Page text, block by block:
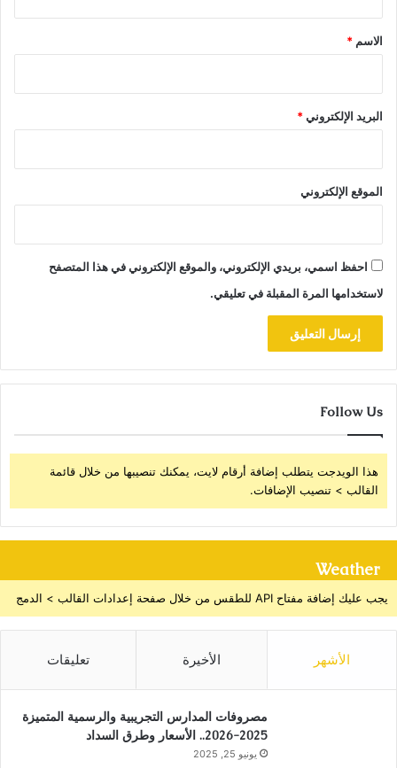
*
الاسم *
البريد الإلكتروني*
الموقع الإلكتروني
احفظ اسمي، بريدي الإلكتروني، والموقع الإلكتروني في هذا المتصفح
لاستخدامها المرة المقبلة في تعليقي.
Follow Us
هذا الويدجت يتطلب إضافة أرقام لايت، يمكنك تنصيبها من خلال قائمة
القالب > تنصيب الإضافات.
Weather
يجب عليك إضافة مفتاح API للطقس من خلال صفحة إعدادات القالب > الدمج
الأشهر الأخيرة تعليقات
مصروفات المدارس التجريبية والرسمية المتميزة
2025-2026.. الأسعار وطرق السداد
يونيو 25, 2025